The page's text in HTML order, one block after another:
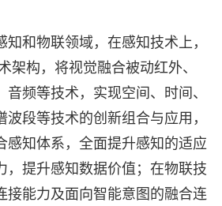
和物联领域，在感知技术上，
架构，将视觉融合被动红外、
频等技术，实现空间、时间、
段等技术的创新组合与应用，
感知体系，全面提升感知的适应
，提升感知数据价值；在物联技
接能力及面向智能意图的融合连